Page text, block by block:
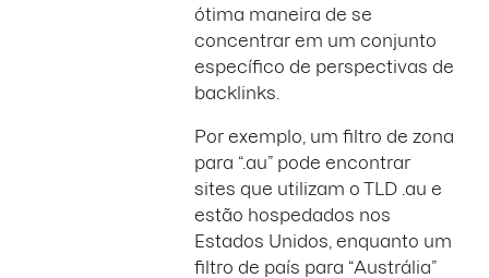
ótima maneira de se
concentrar em um conjunto
específico de perspectivas de
backlinks.
Por exemplo, um filtro de zona
para “.au” pode encontrar
sites que utilizam o TLD .au e
estão hospedados nos
Estados Unidos, enquanto um
filtro de país para “Austrália”